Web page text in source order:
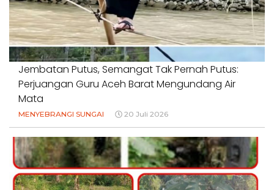
Jembatan Putus, Semangat Tak Pernah Putus:
Perjuangan Guru Aceh Barat Mengundang Air
Mata
MENYEBRANGI SUNGAI 20 Juli 2026